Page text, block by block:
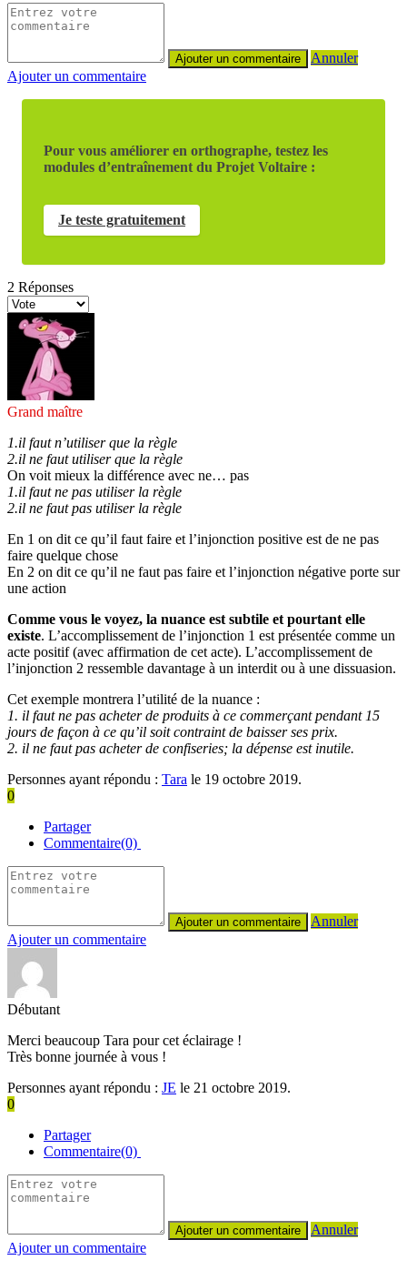
Annuler
Ajouter un commentaire
Pour vous améliorer en orthographe, testez les
modules d’entraînement du Projet Voltaire :
Je teste gratuitement
2 Réponses
Grand maître
1.il faut n’utiliser que la règle
2.il ne faut utiliser que la règle
On voit mieux la différence avec ne… pas
1.il faut ne pas utiliser la règle
2.il ne faut pas utiliser la règle
En 1 on dit ce qu’il faut faire et l’injonction positive est de ne pas
faire quelque chose
En 2 on dit ce qu’il ne faut pas faire et l’injonction négative porte sur
une action
Comme vous le voyez, la nuance est subtile et pourtant elle
existe. L’accomplissement de l’injonction 1 est présentée comme un
acte positif (avec affirmation de cet acte). L’accomplissement de
l’injonction 2 ressemble davantage à un interdit ou à une dissuasion.
Cet exemple montrera l’utilité de la nuance :
1. il faut ne pas acheter de produits à ce commerçant pendant 15
jours de façon à ce qu’il soit contraint de baisser ses prix.
2. il ne faut pas acheter de confiseries; la dépense est inutile.
Personnes ayant répondu : Tara le 19 octobre 2019.
0
Partager
Commentaire(0)
Annuler
Ajouter un commentaire
Débutant
Merci beaucoup Tara pour cet éclairage !
Très bonne journée à vous !
Personnes ayant répondu : JE le 21 octobre 2019.
0
Partager
Commentaire(0)
Annuler
Ajouter un commentaire